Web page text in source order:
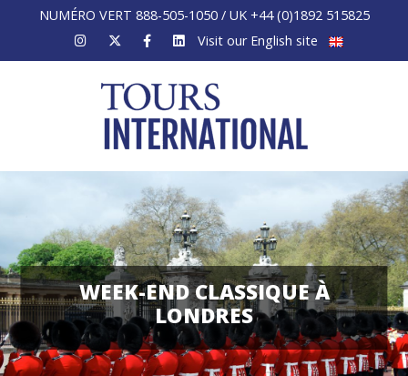
NUMÉRO VERT 888-505-1050 / UK +44 (0)1892 515825
Visit our English site
WEEK-END CLASSIQUE À
LONDRES